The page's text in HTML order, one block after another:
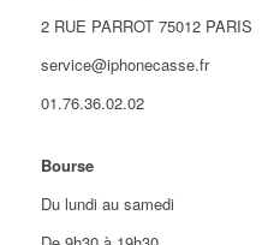
2 RUE PARROT 75012 PARIS
service@iphonecasse.fr
01.76.36.02.02
Bourse
Du lundi au samedi